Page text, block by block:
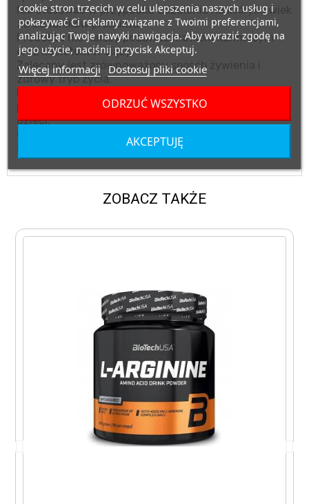
Nie stosować w przypadku uczulenia na którykolwiek
ze składników produktu.
Produktu nie należy podawać matkom karmiącym
oraz kobietom w ciąży.
Zalecany jest zrównoważony sposób żywienia i
zdrowy tryb życia.
pokojowej, w miejscu niedostępnym dla małych
dzieci.
Chronić przed bezpośrednim działaniem promieni
ZOBACZ TAKŻE
cookie stron trzecich w celu ulepszenia naszych usług i
pokazywać Ci reklamy związane z Twoimi preferencjami,
analizując Twoje nawyki nawigacja. Aby wyrazić zgodę na
jego użycie, naciśnij przycisk Akceptuj.
Więcej informacji Dostosuj pliki cookie
ODRZUĆ WSZYSTKO
AKCEPTUJĘ